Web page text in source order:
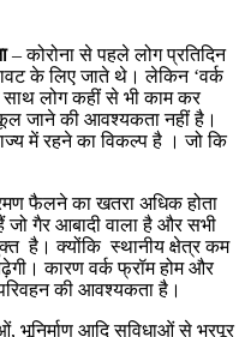
– कोरोना से पहले लोग प्रतिदिन
के लिए जाते थे। लेकिन ‘वर्क
लोग कहीं से भी काम कर
जाने की आवश्यकता नहीं है।
में रहने का विकल्प है । जो कि
फैलने का खतरा अधिक होता
गैर आबादी वाला है और सभी
है। क्योंकि स्थानीय क्षेत्र कम
कारण वर्क फ्रॉम होम और
की आवश्यकता है।
भूनिर्माण आदि सुविधाओं से भरपूर